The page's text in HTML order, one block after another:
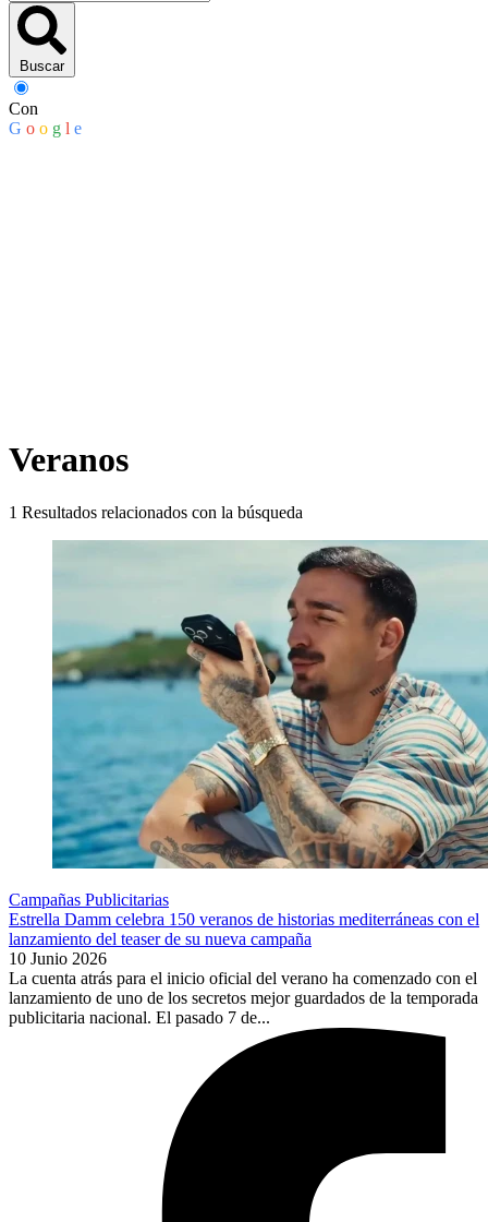
Buscar
Con
G o o g l e
Veranos
1 Resultados relacionados con la búsqueda
Campañas Publicitarias
Estrella Damm celebra 150 veranos de historias mediterráneas con el
lanzamiento del teaser de su nueva campaña
10 Junio 2026
La cuenta atrás para el inicio oficial del verano ha comenzado con el
lanzamiento de uno de los secretos mejor guardados de la temporada
publicitaria nacional. El pasado 7 de...